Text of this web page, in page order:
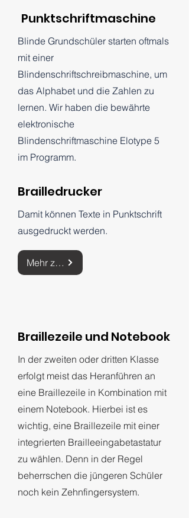
Punktschriftmaschine
Blinde Grundschüler starten oftmals
mit einer
Blindenschriftschreibmaschine, um
das Alphabet und die Zahlen zu
lernen. Wir haben die bewährte
elektronische
Blindenschriftmaschine Elotype 5
im Programm.
Brailledrucker
Damit können Texte in Punktschrift
ausgedruckt werden.
Mehr zu Brailledruckern
Braillezeile und Notebook
​In der zweiten oder dritten Klasse
erfolgt meist das Heranführen an
eine Braillezeile in Kombination mit
einem Notebook. Hierbei ist es
wichtig, eine Braillezeile mit einer
integrierten Brailleeingabetastatur
zu wählen. Denn in der Regel
beherrschen die jüngeren Schüler
noch kein Zehnfingersystem.